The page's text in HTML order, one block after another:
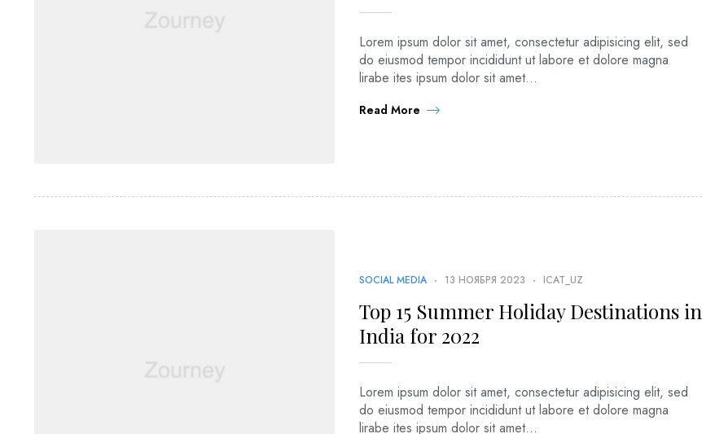
Lorem ipsum dolor sit amet, consectetur adipisicing elit, sed
do eiusmod tempor incididunt ut labore et dolore magna
lirabe ites ipsum dolor sit amet...
Read More
SOCIAL MEDIA 13 НОЯБРЯ 2023 ICAT_UZ
Top 15 Summer Holiday Destinations in
India for 2022
Lorem ipsum dolor sit amet, consectetur adipisicing elit, sed
do eiusmod tempor incididunt ut labore et dolore magna
lirabe ites ipsum dolor sit amet...